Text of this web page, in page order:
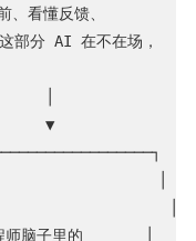
看懂反馈、
部分 AI 在不在场，
▼
│
脑子里的       │